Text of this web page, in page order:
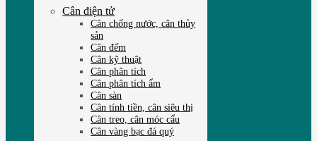
Cân điện tử
Cân chống nước, cân thủy
sản
Cân đếm
Cân kỹ thuật
Cân phân tích
Cân phân tích ẩm
Cân sàn
Cân tính tiền, cân siêu thị
Cân treo, cân móc cẩu
Cân vàng bạc đá quý